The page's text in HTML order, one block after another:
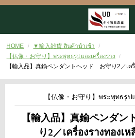
HOME
▼輸入雑貨 สินค้านำเข้า
【仏像・お守り】พระพุทธรูปและเครื่องราง
【輸入品】真鍮ペンダントヘッド お守り2／เ
【仏像・お守り】พระพุทธรูป
【輸入品】真鍮ペンダ
り2／เครื่องรางทองเ